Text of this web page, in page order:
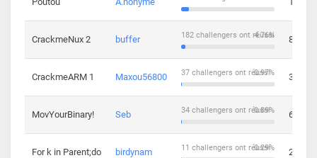
CrackmeNux 2 buffer 4.76%
182 challengers ont réussi 8
CrackmeARM 1 Maxou56800 0.97%
37 challengers ont réussi 3
MovYourBinary! Seb 0.89%
34 challengers ont réussi 6
For k in Parent;do birdynam 0.29%
11 challengers ont réussi 2